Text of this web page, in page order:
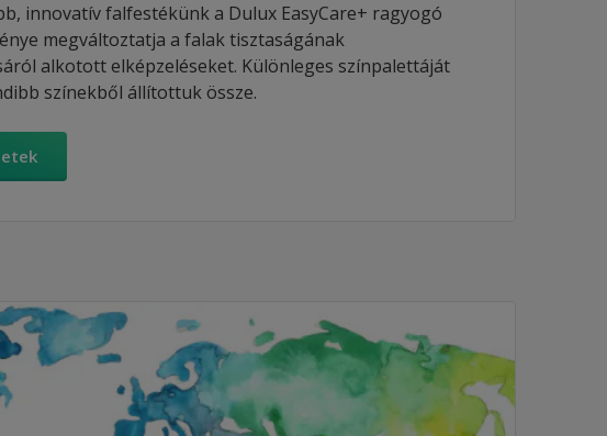
innovatív falfestékünk a Dulux EasyCare+ ragyogó
megváltoztatja a falak tisztaságának
alkotott elképzeléseket. Különleges színpalettáját
színekből állítottuk össze.